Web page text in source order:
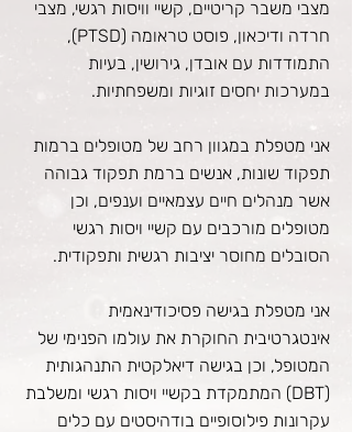
מצבי משבר קריטיים, קשיי וויסות רגשי, מצבי
חרדה ודיכאון, פוסט טראומה (PTSD),
התמודדות עם אובדן, גירושין, בעיות
במערכות יחסים זוגיות ומשפחתיות.
אני מטפלת במגוון רחב של מטופלים ברמות
תפקוד שונות, אנשים ברמת תפקוד גבוהה
אשר מנהלים חיים עצמאיים וענפים, וכן
מטופלים מורכבים עם קשיי ויסות רגשי
הסובלים מחוסר יציבות רגשית ותפקודית.
אני מטפלת בגישה פסיכודינאמית
אינטגרטיבית החוקרת את עולמו הפנימי של
המטופל, וכן בגישה דיאלקטית התנהגותית
(DBT) המתמקדת בקשיי ויסות רגשי ומשלבת
עקרונות פילוסופיים בודהיסטים עם כלים